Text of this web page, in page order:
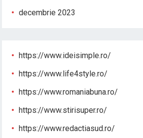
decembrie 2023
https://www.ideisimple.ro/
https://www.life4style.ro/
https://www.romaniabuna.ro/
https://www.stirisuper.ro/
https://www.redactiasud.ro/